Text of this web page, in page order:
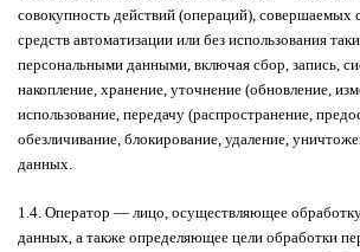
совокупность действий (операций), совершаемых
средств автоматизации или без использования
персональными данными, включая сбор, запись,
накопление, хранение, уточнение (обновление,
использование, передачу (распространение,
обезличивание, блокирование, удаление,
данных.
1.4. Оператор — лицо, осуществляющее
данных, а также определяющее цели обработки